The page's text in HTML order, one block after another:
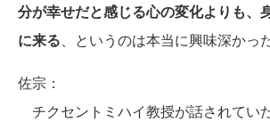
分が幸せだと感じる心の変化よりも、
に来る、というのは本当に興味深かっ
佐宗：
チクセントミハイ教授が話されてい